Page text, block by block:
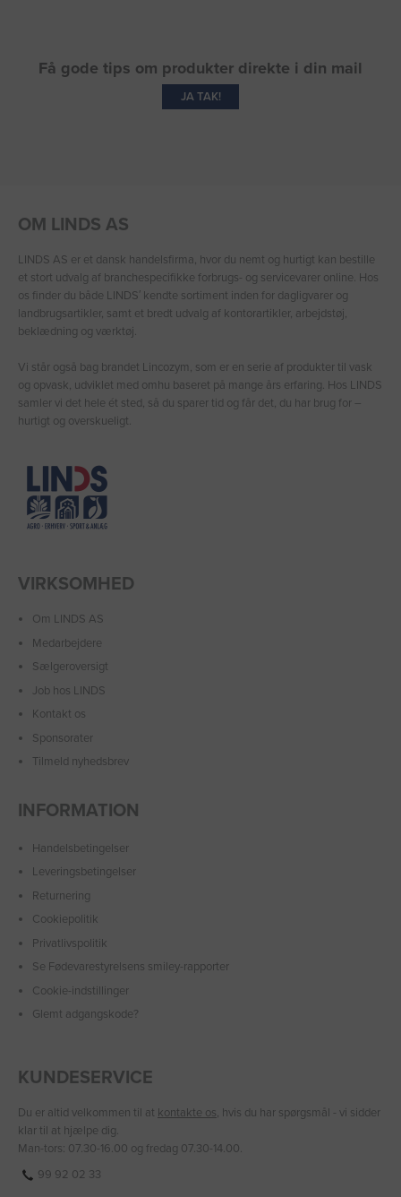
Få gode tips om produkter direkte i din mail
JA TAK!
OM LINDS AS
LINDS AS er et dansk handelsfirma, hvor du nemt og hurtigt kan bestille
et stort udvalg af branchespecifikke forbrugs- og servicevarer online. Hos
os finder du både LINDS′ kendte sortiment inden for dagligvarer og
landbrugsartikler, samt et bredt udvalg af kontorartikler, arbejdstøj,
beklædning og værktøj.
Vi står også bag brandet Lincozym, som er en serie af produkter til vask
og opvask, udviklet med omhu baseret på mange års erfaring. Hos LINDS
samler vi det hele ét sted, så du sparer tid og får det, du har brug for –
hurtigt og overskueligt.
VIRKSOMHED
Om LINDS AS
Medarbejdere
Sælgeroversigt
Job hos LINDS
Kontakt os
Sponsorater
Tilmeld nyhedsbrev
INFORMATION
Handelsbetingelser
Leveringsbetingelser
Returnering
Cookiepolitik
Privatlivspolitik
Se Fødevarestyrelsens smiley-rapporter
Cookie-indstillinger
Glemt adgangskode?
KUNDESERVICE
Du er altid velkommen til at kontakte os, hvis du har spørgsmål - vi sidder
klar til at hjælpe dig.
Man-tors: 07.30-16.00 og fredag 07.30-14.00.
99 92 02 33